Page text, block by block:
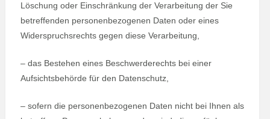
Löschung oder Einschränkung der Verarbeitung der Sie
betreffenden personenbezogenen Daten oder eines
Widerspruchsrechts gegen diese Verarbeitung,
– das Bestehen eines Beschwerderechts bei einer
Aufsichtsbehörde für den Datenschutz,
– sofern die personenbezogenen Daten nicht bei Ihnen als